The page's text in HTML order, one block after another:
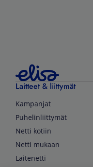
Laitteet & liittymät
Kampanjat
Puhelinliittymät
Netti kotiin
Netti mukaan
Laitenetti